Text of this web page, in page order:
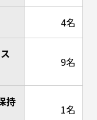
4名
9名
持
1名